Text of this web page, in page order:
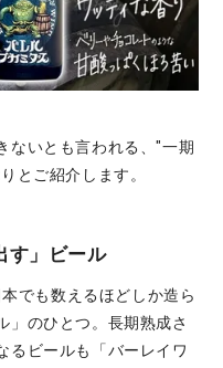
ないとも言われる、"一期
とご紹介します。
す」ビール
でも数えるほどしか造ら
」のひとつ。長期熟成さ
るビールも「バーレイワ